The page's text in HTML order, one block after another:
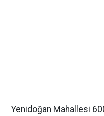
Yenidoğan Mahallesi